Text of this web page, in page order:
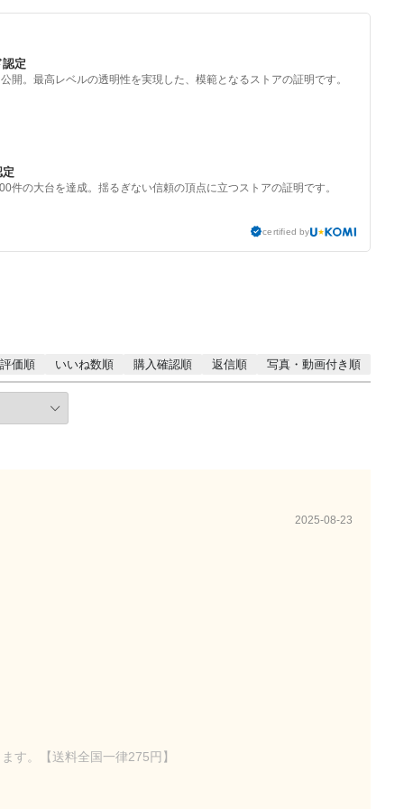
定
開。最高レベルの透明性を実現した、模範となるストアの証明です。
件の大台を達成。揺るぎない信頼の頂点に立つストアの証明です。
certified by
評価順 いいね数順 購入確認順 返信順 写真・動画付き順
2025-08-23
す。【送料全国一律275円】